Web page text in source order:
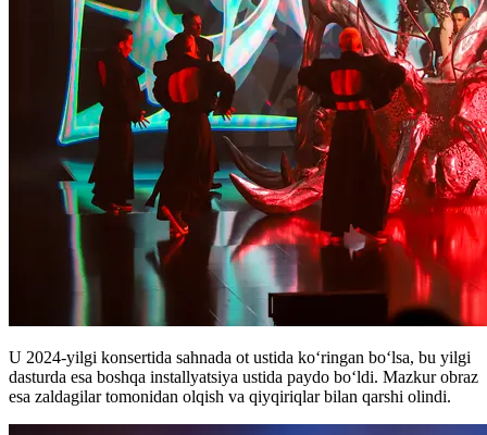
U 2024-yilgi konsertida sahnada ot ustida ko‘ringan bo‘lsa, bu yilgi
dasturda esa boshqa installyatsiya ustida paydo bo‘ldi. Mazkur obraz
esa zaldagilar tomonidan olqish va qiyqiriqlar bilan qarshi olindi.